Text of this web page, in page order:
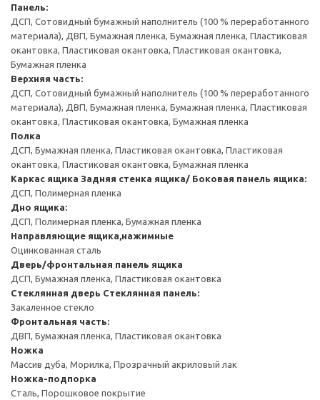
Панель:
ДСП, Сотовидный бумажный наполнитель (100 % переработанного
материала), ДВП, Бумажная пленка, Бумажная пленка, Пластиковая
окантовка, Пластиковая окантовка, Пластиковая окантовка,
Бумажная пленка
Верхняя часть:
ДСП, Сотовидный бумажный наполнитель (100 % переработанного
материала), ДВП, Бумажная пленка, Бумажная пленка, Пластиковая
окантовка, Пластиковая окантовка, Бумажная пленка
Полка
ДСП, Бумажная пленка, Пластиковая окантовка, Пластиковая
окантовка, Пластиковая окантовка, Бумажная пленка
Каркас ящика Задняя стенка ящика/ Боковая панель ящика:
ДСП, Полимерная пленка
Дно ящика:
ДСП, Полимерная пленка, Бумажная пленка
Направляющие ящика,нажимные
Оцинкованная сталь
Дверь/фронтальная панель ящика
ДСП, Бумажная пленка, Пластиковая окантовка
Стеклянная дверь Стеклянная панель:
Закаленное стекло
Фронтальная часть:
ДВП, Бумажная пленка, Пластиковая окантовка
Ножка
Массив дуба, Морилка, Прозрачный акриловый лак
Ножка-подпорка
Сталь, Порошковое покрытие